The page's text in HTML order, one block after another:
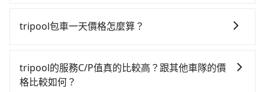
tripool並到府專車接送，則每人平均花費約610元，費
等車上，現在還不馬上來預約tripool！如果你是獨自一
人乘車，也可參考tripool的拼車共乘服務，最多可再節
iRent只提供最基本的車型，如Toyota Yaris、Prius C、
最令人詬病的就是車況，打開車門才發現仍有上一組乘
客遺留的垃圾或者撞凹的車門仍未被修理，每一次租車
密度為雙北的1.3%，也就是說要臨時叫到小黃的難度是
過四位時，叫兩輛計程車的費用就貴了，改預約一輛
tripool的九人座廂型車最高可省$900。
格通常是根據時間或距離來計算，而且在不同城市和地
之前，最好先詢問清楚具體價格和注意事項。相比之
下，旅步的包車服務價格相對更為透明和具體，一般是
tripool包車一天價格怎麼算？
需行程的公里數及車型而有所不同，建議可以直接上旅
步官網一鍵查價，即時試算您包車費用，清楚透明，且
tripool的服務C/P值真的比較高？跟其他車隊的價
格比較如何？